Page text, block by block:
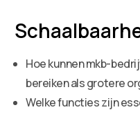
Hoe kunnen mkb-
bereiken als grotere
Welke functies zijn